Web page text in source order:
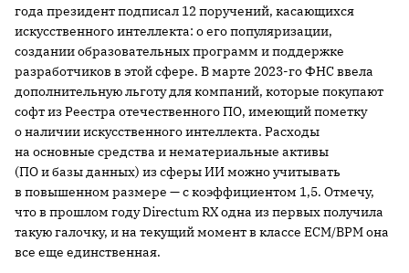
года президент подписал 12 поручений, касающихся
искусственного интеллекта: о его популяризации,
создании образовательных программ и поддержке
разработчиков в этой сфере. В марте 2023-го ФНС ввела
дополнительную льготу для компаний, которые покупают
софт из Реестра отечественного ПО, имеющий пометку
о наличии искусственного интеллекта. Расходы
на основные средства и нематериальные активы
(ПО и базы данных) из сферы ИИ можно учитывать
в повышенном размере — с коэффициентом 1,5. Отмечу,
что в прошлом году Directum RX одна из первых получила
такую галочку, и на текущий момент в классе ECM/BPM она
все еще единственная.